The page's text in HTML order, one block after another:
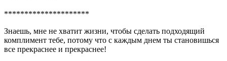
*********************
Знаешь, мне не хватит жизни, чтобы сделать подходящий
комплимент тебе, потому что с каждым днем ты становишься
все прекраснее и прекраснее!